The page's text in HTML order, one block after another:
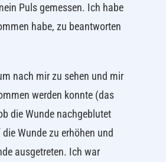
Puls gemessen. Ich habe
habe, zu beantworten
nach mir zu sehen und mir
werden konnte (das
die Wunde nachgeblutet
Wunde zu erhöhen und
ausgetreten. Ich war